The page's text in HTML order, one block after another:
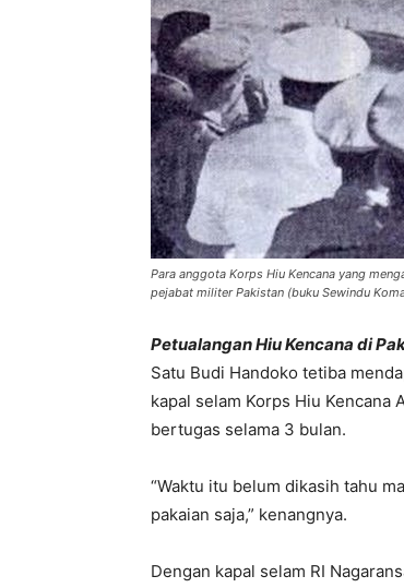
Para anggota Korps Hiu Kencana yang
pejabat militer Pakistan (buku Sewindu
Petualangan Hiu Kencana di
Satu Budi Handoko tetiba
kapal selam Korps Hiu Kencana
bertugas selama 3 bulan.
“Waktu itu belum dikasih tahu
pakaian saja,” kenangnya.
Dengan kapal selam RI